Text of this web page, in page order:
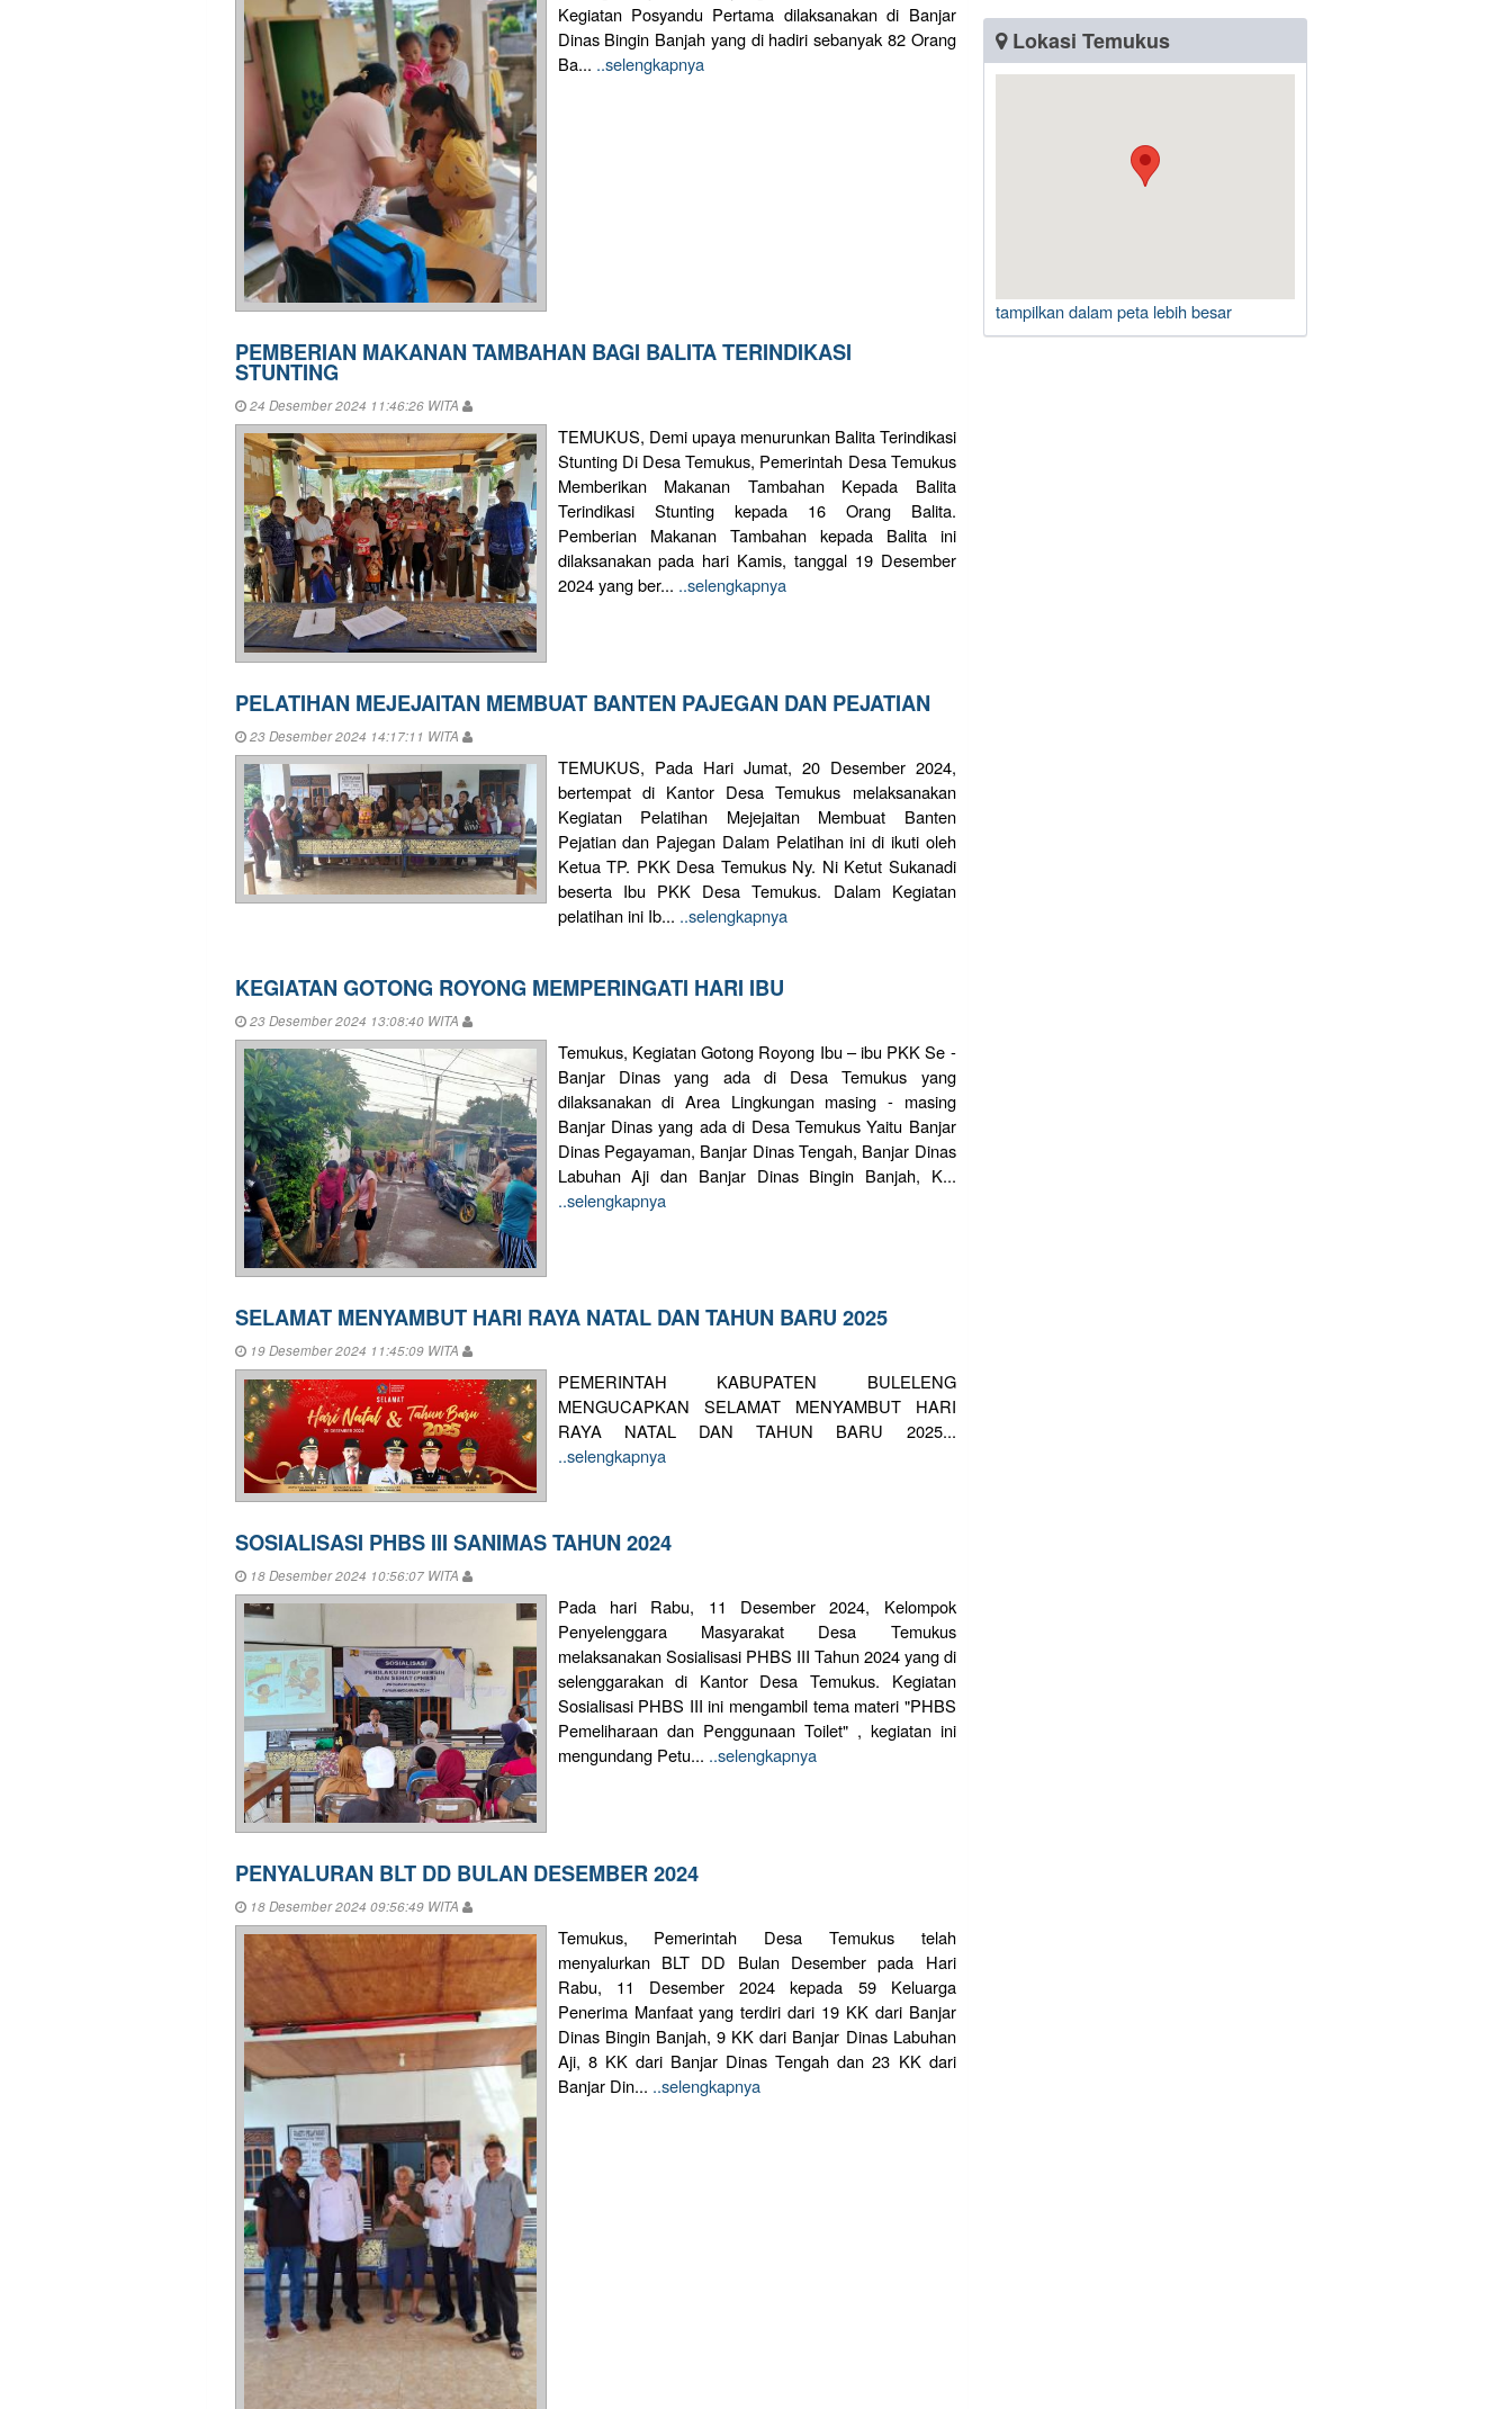
Kegiatan Posyandu Pertama dilaksanakan di Banjar
Dinas Bingin Banjah yang di hadiri sebanyak 82 Orang
Ba... ..selengkapnya
PEMBERIAN MAKANAN TAMBAHAN BAGI BALITA TERINDIKASI
STUNTING
24 Desember 2024 11:46:26 WITA
TEMUKUS, Demi upaya menurunkan Balita Terindikasi
Stunting Di Desa Temukus, Pemerintah Desa Temukus
Memberikan Makanan Tambahan Kepada Balita
Terindikasi Stunting kepada 16 Orang Balita.
Pemberian Makanan Tambahan kepada Balita ini
dilaksanakan pada hari Kamis, tanggal 19 Desember
2024 yang ber... ..selengkapnya
PELATIHAN MEJEJAITAN MEMBUAT BANTEN PAJEGAN DAN PEJATIAN
23 Desember 2024 14:17:11 WITA
TEMUKUS, Pada Hari Jumat, 20 Desember 2024,
bertempat di Kantor Desa Temukus melaksanakan
Kegiatan Pelatihan Mejejaitan Membuat Banten
Pejatian dan Pajegan Dalam Pelatihan ini di ikuti oleh
Ketua TP. PKK Desa Temukus Ny. Ni Ketut Sukanadi
beserta Ibu PKK Desa Temukus. Dalam Kegiatan
pelatihan ini Ib... ..selengkapnya
KEGIATAN GOTONG ROYONG MEMPERINGATI HARI IBU
23 Desember 2024 13:08:40 WITA
Temukus, Kegiatan Gotong Royong Ibu – ibu PKK Se -
Banjar Dinas yang ada di Desa Temukus yang
dilaksanakan di Area Lingkungan masing - masing
Banjar Dinas yang ada di Desa Temukus Yaitu Banjar
Dinas Pegayaman, Banjar Dinas Tengah, Banjar Dinas
Labuhan Aji dan Banjar Dinas Bingin Banjah, K...
..selengkapnya
SELAMAT MENYAMBUT HARI RAYA NATAL DAN TAHUN BARU 2025
19 Desember 2024 11:45:09 WITA
PEMERINTAH KABUPATEN BULELENG
MENGUCAPKAN SELAMAT MENYAMBUT HARI
RAYA NATAL DAN TAHUN BARU 2025...
..selengkapnya
SOSIALISASI PHBS III SANIMAS TAHUN 2024
18 Desember 2024 10:56:07 WITA
Pada hari Rabu, 11 Desember 2024, Kelompok
Penyelenggara Masyarakat Desa Temukus
melaksanakan Sosialisasi PHBS III Tahun 2024 yang di
selenggarakan di Kantor Desa Temukus. Kegiatan
Sosialisasi PHBS III ini mengambil tema materi "PHBS
Pemeliharaan dan Penggunaan Toilet" , kegiatan ini
mengundang Petu... ..selengkapnya
PENYALURAN BLT DD BULAN DESEMBER 2024
18 Desember 2024 09:56:49 WITA
Temukus, Pemerintah Desa Temukus telah
menyalurkan BLT DD Bulan Desember pada Hari
Rabu, 11 Desember 2024 kepada 59 Keluarga
Penerima Manfaat yang terdiri dari 19 KK dari Banjar
Dinas Bingin Banjah, 9 KK dari Banjar Dinas Labuhan
Aji, 8 KK dari Banjar Dinas Tengah dan 23 KK dari
Banjar Din... ..selengkapnya
Lokasi Temukus
tampilkan dalam peta lebih besar